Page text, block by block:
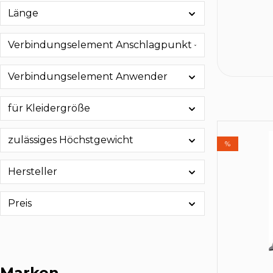
Länge
Verbindungselement Anschlagpunkt
Verbindungselement Anwender
für Kleidergröße
zulässiges Höchstgewicht
Hersteller
Preis
%